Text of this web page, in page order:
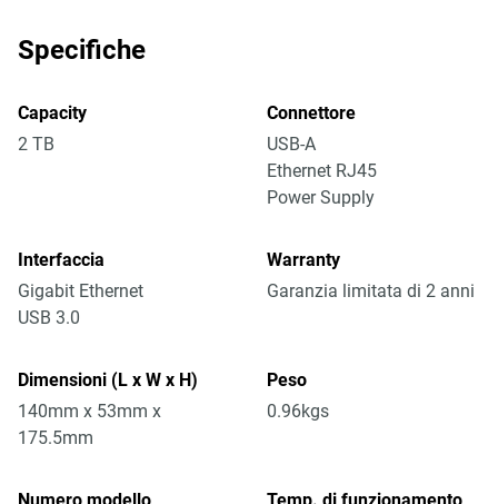
Specifiche
Capacity
2 TB
Connettore
USB-A
Ethernet RJ45
Power Supply
Interfaccia
Gigabit Ethernet
USB 3.0
Warranty
Garanzia limitata di 2 anni
Dimensioni (L x W x H)
140mm x 53mm x
175.5mm
Peso
0.96kgs